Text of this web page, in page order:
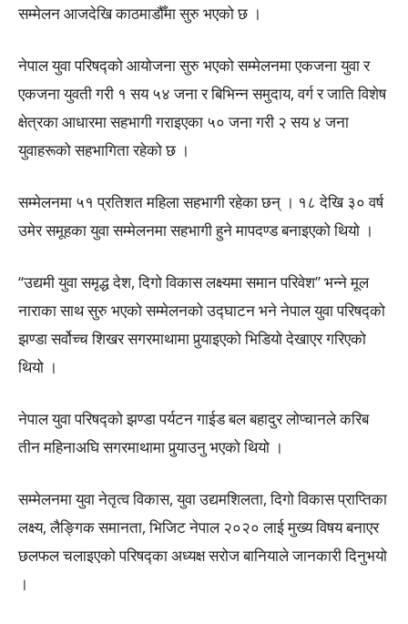
सम्मेलन आजदेखि काठमाडौँमा सुरु भएको छ ।
नेपाल युवा परिषद्को आयोजना सुरु भएको सम्मेलनमा एकजना युवा र
एकजना युवती गरी १ सय ५४ जना र बिभिन्न समुदाय, वर्ग र जाति विशेष
क्षेत्रका आधारमा सहभागी गराइएका ५० जना गरी २ सय ४ जना
युवाहरूको सहभागिता रहेको छ ।
सम्मेलनमा ५१ प्रतिशत महिला सहभागी रहेका छन् । १८ देखि ३० वर्ष
उमेर समूहका युवा सम्मेलनमा सहभागी हुने मापदण्ड बनाइएको थियो ।
“उद्यमी युवा समृद्ध देश, दिगो विकास लक्ष्यमा समान परिवेश” भन्ने मूल
नाराका साथ सुरु भएको सम्मेलनको उद्घाटन भने नेपाल युवा परिषद्को
झण्डा सर्वोच्च शिखर सगरमाथामा पुर्‍याइएको भिडियो देखाएर गरिएको
थियो ।
नेपाल युवा परिषद्को झण्डा पर्यटन गाईड बल बहादुर लोप्चानले करिब
तीन महिनाअघि सगरमाथामा पुर्‍याउनु भएको थियो ।
सम्मेलनमा युवा नेतृत्व विकास, युवा उद्यमशिलता, दिगो विकास प्राप्तिका
लक्ष्य, लैङ्गिक समानता, भिजिट नेपाल २०२० लाई मुख्य विषय बनाएर
छलफल चलाइएको परिषद्का अध्यक्ष सरोज बानियाले जानकारी दिनुभयो
।